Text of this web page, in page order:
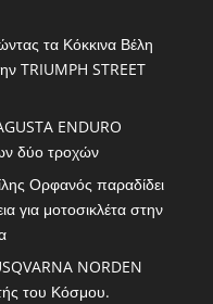
τα Κόκκινα Βέλη
TRIUMPH STREET
ENDURO
δύο τροχών
Ορφανός παραδίδει
για μοτοσικλέτα στην
NORDEN
του Κόσμου.